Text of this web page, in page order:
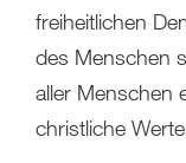
freiheitlichen
des Menschen
aller Menschen
christliche